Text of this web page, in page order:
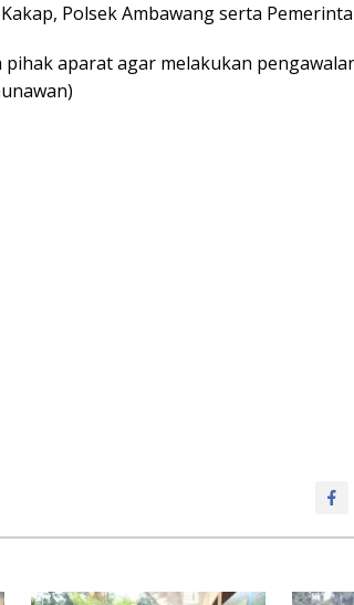
Polsek Ambawang serta
pihak aparat agar melakukan